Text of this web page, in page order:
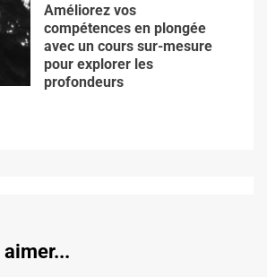
Améliorez vos
compétences en plongée
avec un cours sur-mesure
pour explorer les
profondeurs